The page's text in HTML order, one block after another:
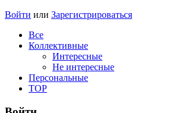
Войти или Зарегистрироваться
Все
Коллективные
Интересные
Не интересные
Персональные
TOP